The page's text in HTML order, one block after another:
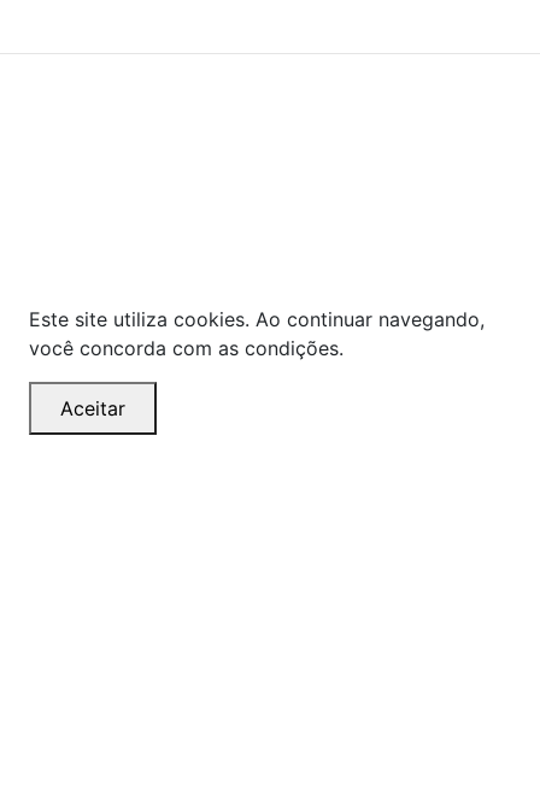
Este site utiliza cookies. Ao continuar navegando,
você concorda com as condições.
Aceitar